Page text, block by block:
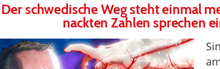
Der schwedische Weg steht einmal
nackten Zahlen sprechen